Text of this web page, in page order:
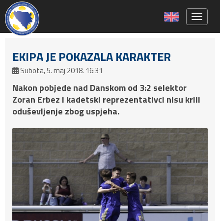
EKIPA JE POKAZALA KARAKTER
Subota, 5. maj 2018. 16:31
Nakon pobjede nad Danskom od 3:2 selektor
Zoran Erbez i kadetski reprezentativci nisu krili
oduševljenje zbog uspjeha.